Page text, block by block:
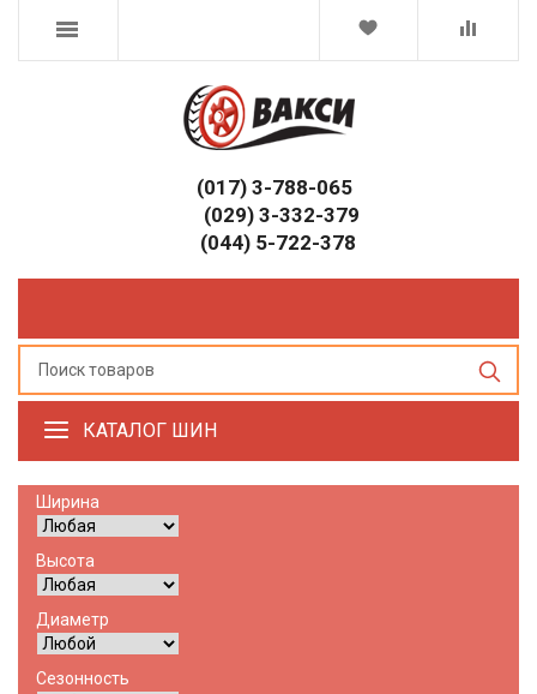
(017) 3-788-065
(029) 3-332-379
(044) 5-722-378
КАТАЛОГ ШИН
Ширина
Высота
Диаметр
Сезонность